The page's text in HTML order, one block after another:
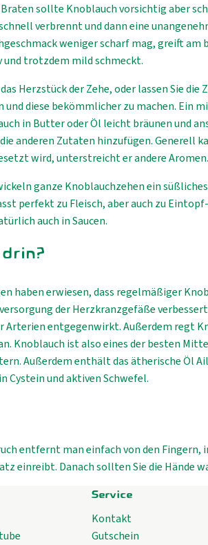
sollte Knoblauch vorsichtig aber
verbrennt und dann eine
weniger scharf mag, greift am
und trotzdem mild schmeckt.
Herzstück der Zehe, oder lassen Sie die
und diese bekömmlicher zu machen. Ein
in Butter oder Öl leicht bräunen und
anderen Zutaten hinzufügen. Generell
wird, unterstreicht er andere Aromen.
ganze Knoblauchzehen ein
perfekt zu Fleisch, aber auch zu
auch in Saucen.
haben erwiesen, dass regelmäßiger
der Herzkranzgefäße
Arterien entgegenwirkt. Außerdem regt
Knoblauch ist also eines der besten
Außerdem enthält das ätherische Öl
Cystein und aktiven Schwefel.
entfernt man einfach von den Fingern,
einreibt. Danach sollten Sie die Hände
Service
Kontakt
Gutschein